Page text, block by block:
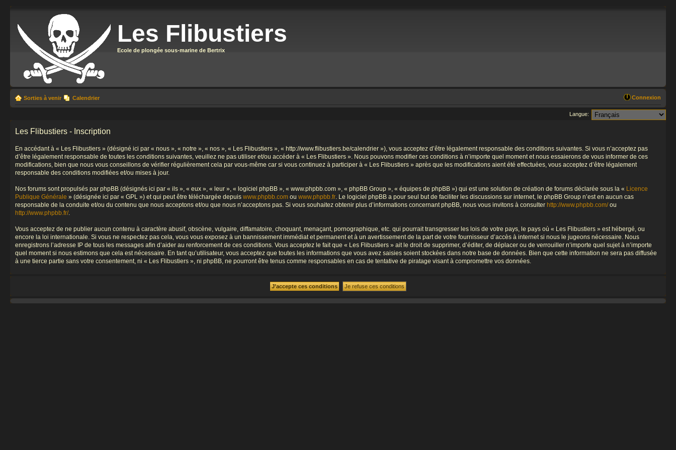
Les Flibustiers
Ecole de plongée sous-marine de Bertrix
Sorties à venir Calendrier Connexion
Langue:
Les Flibustiers - Inscription
En accédant à « Les Flibustiers » (désigné ici par « nous », « notre », « nos », « Les Flibustiers », « http://www.flibustiers.be/calendrier »), vous acceptez d’être légalement responsable des conditions suivantes. Si vous n’acceptez pas
d’être légalement responsable de toutes les conditions suivantes, veuillez ne pas utiliser et/ou accéder à « Les Flibustiers ». Nous pouvons modifier ces conditions à n’importe quel moment et nous essaierons de vous informer de ces
modifications, bien que nous vous conseillons de vérifier régulièrement cela par vous-même car si vous continuez à participer à « Les Flibustiers » après que les modifications aient été effectuées, vous acceptez d’être légalement
responsable des conditions modifiées et/ou mises à jour.
Nos forums sont propulsés par phpBB (désignés ici par « ils », « eux », « leur », « logiciel phpBB », « www.phpbb.com », « phpBB Group », « équipes de phpBB ») qui est une solution de création de forums déclarée sous la « Licence
Publique Générale » (désignée ici par « GPL ») et qui peut être téléchargée depuis www.phpbb.com ou www.phpbb.fr. Le logiciel phpBB a pour seul but de faciliter les discussions sur internet, le phpBB Group n’est en aucun cas
responsable de la conduite et/ou du contenu que nous acceptons et/ou que nous n’acceptons pas. Si vous souhaitez obtenir plus d’informations concernant phpBB, nous vous invitons à consulter http://www.phpbb.com/ou
http://www.phpbb.fr/.
Vous acceptez de ne publier aucun contenu à caractère abusif, obscène, vulgaire, diffamatoire, choquant, menaçant, pornographique, etc. qui pourrait transgresser les lois de votre pays, le pays où « Les Flibustiers » est hébergé, ou
encore la loi internationale. Si vous ne respectez pas cela, vous vous exposez à un bannissement immédiat et permanent et à un avertissement de la part de votre fournisseur d’accès à internet si nous le jugeons nécessaire. Nous
enregistrons l’adresse IP de tous les messages afin d’aider au renforcement de ces conditions. Vous acceptez le fait que « Les Flibustiers » ait le droit de supprimer, d’éditer, de déplacer ou de verrouiller n’importe quel sujet à n’importe
quel moment si nous estimons que cela est nécessaire. En tant qu’utilisateur, vous acceptez que toutes les informations que vous avez saisies soient stockées dans notre base de données. Bien que cette information ne sera pas diffusée
à une tierce partie sans votre consentement, ni « Les Flibustiers », ni phpBB, ne pourront être tenus comme responsables en cas de tentative de piratage visant à compromettre vos données.